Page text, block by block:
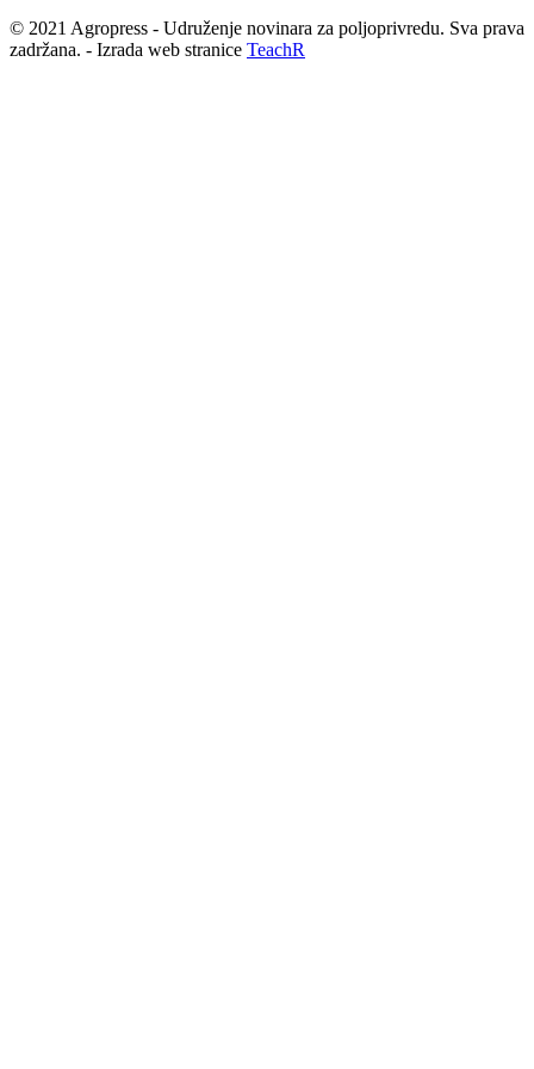
© 2021 Agropress - Udruženje novinara za poljoprivredu. Sva prava
zadržana. - Izrada web stranice TeachR